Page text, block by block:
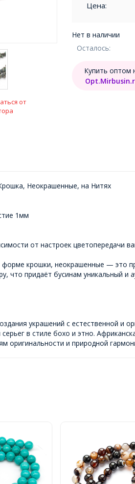
от
Цена:
Нет в наличии
Осталось:
Купить оптом
Неокрашенные, на Нитях
1мм
от настроек цветопередачи
крошки, неокрашенные — это
что придаёт бусинам уникальный
украшений с естественной и
в стиле бохо и этно.
оригинальности и природной